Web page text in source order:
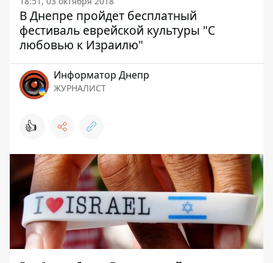
В Днепре пройдет бесплатный
фестиваль еврейской культуры "С
любовью к Израилю"
Информатор Днепр
ЖУРНАЛИСТ
👍